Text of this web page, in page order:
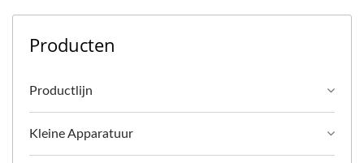
Producten
Productlijn
Kleine Apparatuur